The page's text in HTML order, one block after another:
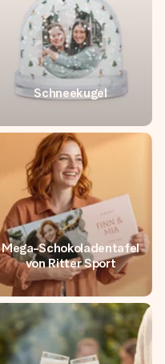
Schneekugel
Mega-Schokoladentafel
von Ritter Sport